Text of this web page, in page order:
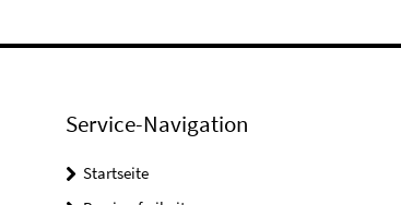
Service-Navigation
Startseite